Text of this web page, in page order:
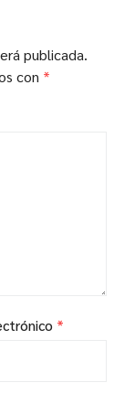
publicada.
con *
*